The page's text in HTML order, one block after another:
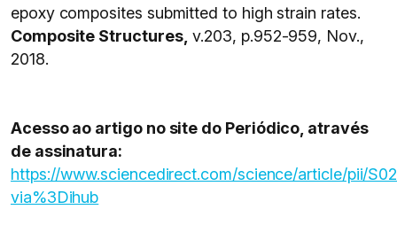
epoxy composites submitted to high strain rates.
Composite Structures, v.203, p.952-959, Nov.,
2018.
Acesso ao artigo no site do Periódico, através
de assinatura:
https://www.sciencedirect.com/science/article/pii/
via%3Dihub